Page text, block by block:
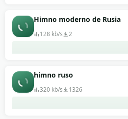
Himno moderno de Rusia
128 kb/s 2
himno ruso
320 kb/s 1326